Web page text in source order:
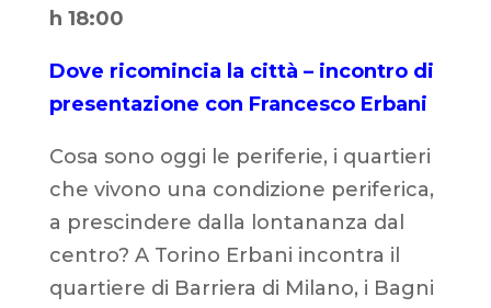
h 18:00
Dove ricomincia la città – incontro di
presentazione con Francesco Erbani
Cosa sono oggi le periferie, i quartieri
che vivono una condizione periferica,
a prescindere dalla lontananza dal
centro? A Torino Erbani incontra il
quartiere di Barriera di Milano, i Bagni